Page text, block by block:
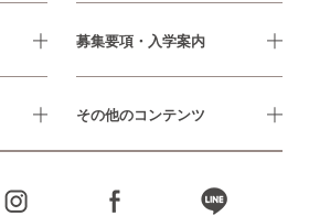
募集要項・入学案内
その他のコンテンツ